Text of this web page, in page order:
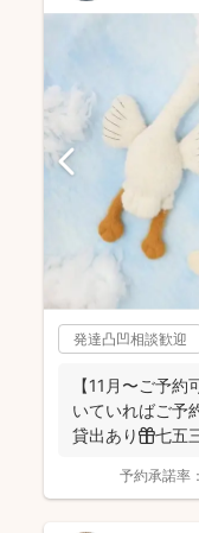
発達凸凹相談歓迎
【11月〜ご予
いていればご予
貸出あり🎁七五
予約承諾率：